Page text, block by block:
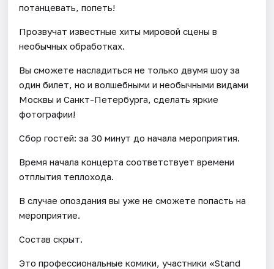
потанцевать, попеть!
Прозвучат известные хиты мировой сцены в
необычных обработках.
Вы сможете насладиться не только двумя шоу за
один билет, но и волшебными и необычными видами
Москвы и Санкт-Петербурга, сделать яркие
фотографии!
Сбор гостей: за 30 минут до начала мероприятия.
Время начала концерта соответствует времени
отплытия теплохода.
В случае опоздания вы уже не сможете попасть на
мероприятие.
Состав скрыт.
Это профессиональные комики, участники «Stand